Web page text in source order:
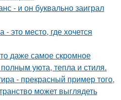
- и он буквально заиграл
- это место, где хочется
даже самое скромное
уюта, тепла и стиля.
- прекрасный пример того,
может выглядеть